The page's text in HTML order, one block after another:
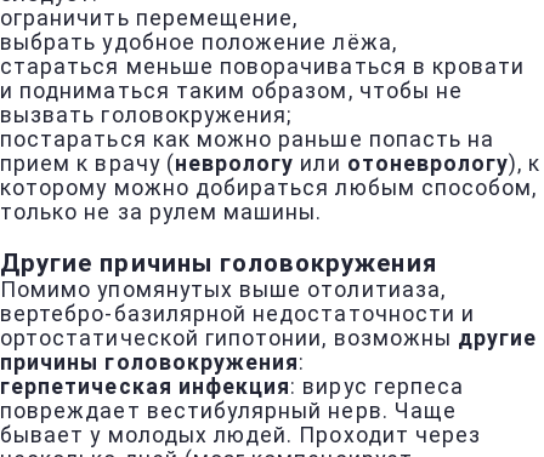
ограничить перемещение,
выбрать удобное положение лёжа,
стараться меньше поворачиваться в кровати
и подниматься таким образом, чтобы не
вызвать головокружения;
постараться как можно раньше попасть на
прием к врачу (неврологу или отоневрологу), к
которому можно добираться любым способом,
только не за рулем машины.
Другие причины головокружения
Помимо упомянутых выше отолитиаза,
вертебро-базилярной недостаточности и
ортостатической гипотонии, возможны другие
причины головокружения:
герпетическая инфекция: вирус герпеса
повреждает вестибулярный нерв. Чаще
бывает у молодых людей. Проходит через